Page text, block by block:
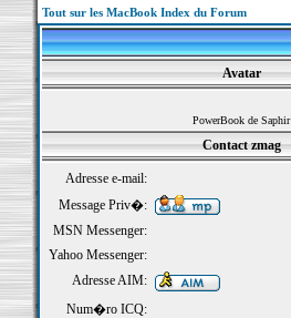
Tout sur les MacBook Index du Forum
Avatar
PowerBook de Saphir
Contact zmag
Adresse e-mail:
Message Priv�:
MSN Messenger:
Yahoo Messenger:
Adresse AIM:
Num�ro ICQ: